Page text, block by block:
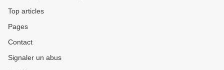
Top articles
Pages
Contact
Signaler un abus